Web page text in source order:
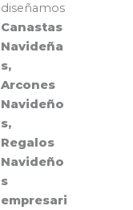
diseñamos
Canastas
Navideña
s,
Arcones
Navideño
s,
Regalos
Navideño
s
empresari